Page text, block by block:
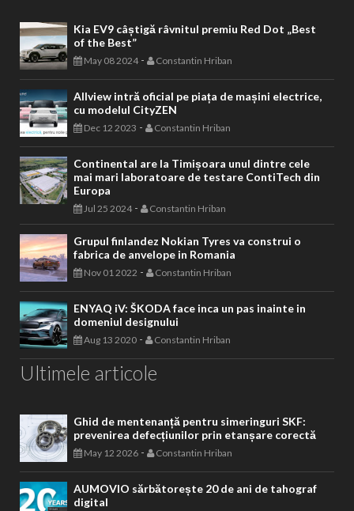
Kia EV9 câștigă râvnitul premiu Red Dot „Best
of the Best”
May 08 2024- Constantin Hriban
Allview intră oficial pe piața de mașini electrice,
cu modelul CityZEN
Dec 12 2023 - Constantin Hriban
Continental are la Timișoara unul dintre cele
mai mari laboratoare de testare ContiTech din
Europa
Jul 25 2024- Constantin Hriban
Grupul finlandez Nokian Tyres va construi o
fabrica de anvelope in Romania
Nov 01 2022 - Constantin Hriban
ENYAQ iV: ŠKODA face inca un pas inainte in
domeniul designului
Aug 13 2020 - Constantin Hriban
Ultimele articole
Ghid de mentenanță pentru simeringuri SKF:
prevenirea defecțiunilor prin etanșare corectă
May 12 2026 - Constantin Hriban
AUMOVIO sărbătorește 20 de ani de tahograf
digital